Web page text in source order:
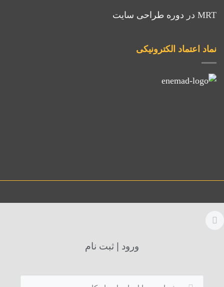
MRT در دوره طراحی سایت
نماد اعتماد الکترونیکی
ورود | ثبت نام